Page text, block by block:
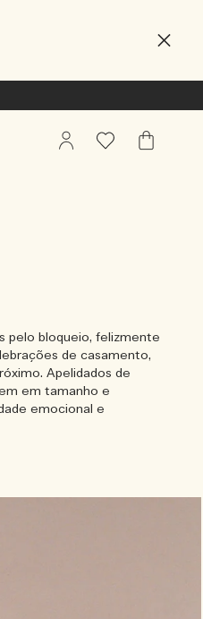
My
FavoritosMeu
pelo bloqueio, felizmente
de casamento,
Apelidados de
em tamanho e
emocional e